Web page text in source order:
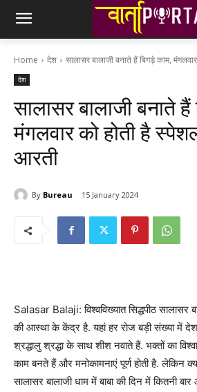
Home देश सालासर बालाजी बनाते हैं बिगड़े काम,
देश
सालासर बालाजी बनाते
मंगलवार को होती है
आरती
By Bureau 15 January 2024
Salasar Balaji: विश्वविख्यात सिद्धपीठ
की आस्था के केंद्र है. यहां हर रोज बड़ी संख्या में
श्रद्धालु श्रद्धा के साथ शीश नवाते हैं. भक्तों का
काम बनते हैं और मनोकामनाएं पूर्ण होती है. लेकिन
सालासर बालाजी धाम में बाबा की दिन में कितनी